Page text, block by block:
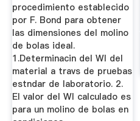
procedimiento establecido
por F. Bond para obtener
las dimensiones del molino
de bolas ideal.
1.Determinacin del WI del
material a travs de pruebas
estndar de laboratorio. 2.
El valor del WI calculado es
para un molino de bolas en